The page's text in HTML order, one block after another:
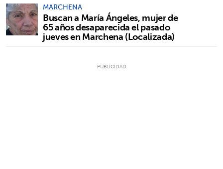
MARCHENA
Buscan a María Ángeles, mujer de
65 años desaparecida el pasado
jueves en Marchena (Localizada)